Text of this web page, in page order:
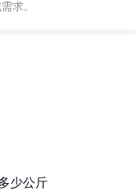
求。
少公斤